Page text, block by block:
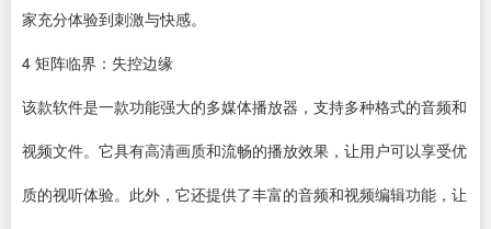
家充分体验到刺激与快感。
4 矩阵临界：失控边缘
该款软件是一款功能强大的多媒体播放器，支持多种格式的音频和
视频文件。它具有高清画质和流畅的播放效果，让用户可以享受优
质的视听体验。此外，它还提供了丰富的音频和视频编辑功能，让